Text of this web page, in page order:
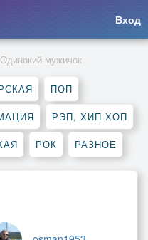
Вход
Одинокий мужичок
ПОП
РЭП, ХИП-ХОП
РОК РАЗНОЕ